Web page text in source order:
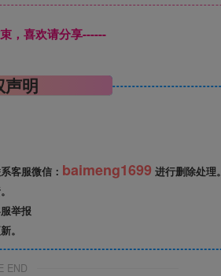
，喜欢请分享------
声明
客服微信： baimeng1699 进行删除处理。
举报
。
END